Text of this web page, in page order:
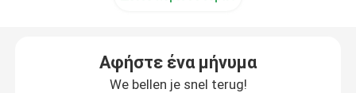
Αφήστε ένα μήνυμα
We bellen je snel terug!